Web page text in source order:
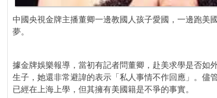
中國央視金牌主播董卿一邊教國人孩子愛國，一邊跑美
夢。
據金牌娛樂報導，當初有記者問董卿，赴美求學是否如
生子，她還非常避諱的表示「私人事情不作回應」。儘
已經在上海上學，但其擁有美國籍是不爭的事實。